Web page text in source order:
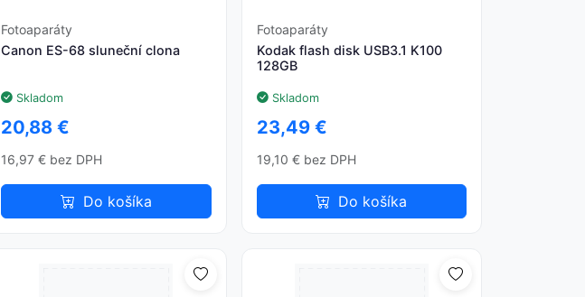
Fotoaparáty
Canon ES-68 sluneční clona
Skladom
20,88 €
16,97 € bez DPH
Do košíka
Fotoaparáty
Kodak flash disk USB3.1 K100
128GB
Skladom
23,49 €
19,10 € bez DPH
Do košíka